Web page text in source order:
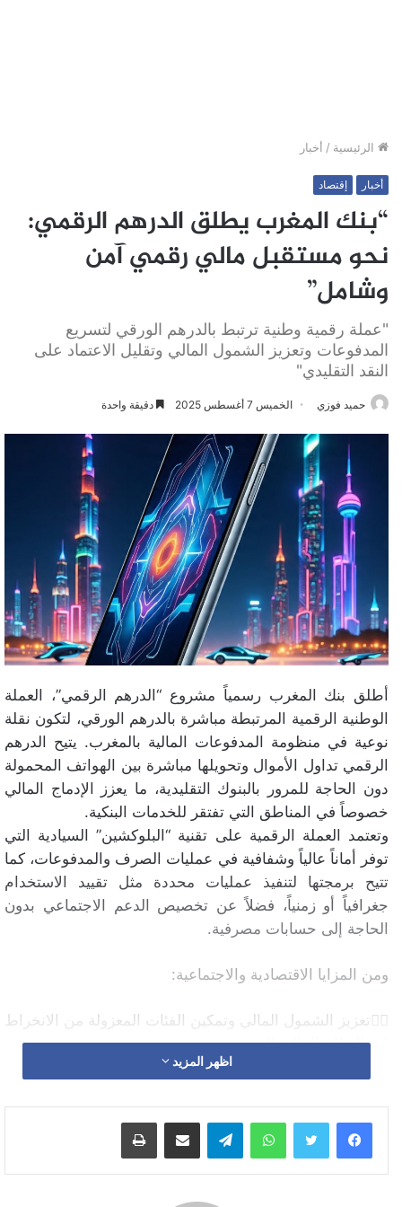
الرئيسية / أخبار
أخبار إقتصاد
“بنك المغرب يطلق الدرهم الرقمي:
نحو مستقبل مالي رقمي آمن
وشامل”
"عملة رقمية وطنية ترتبط بالدرهم الورقي لتسريع
المدفوعات وتعزيز الشمول المالي وتقليل الاعتماد على
النقد التقليدي"
حميد فوزي الخميس 7 أغسطس 2025 دقيقة واحدة
أطلق بنك المغرب رسمياً مشروع “الدرهم الرقمي”، العملة
الوطنية الرقمية المرتبطة مباشرة بالدرهم الورقي، لتكون نقلة
نوعية في منظومة المدفوعات المالية بالمغرب. يتيح الدرهم
الرقمي تداول الأموال وتحويلها مباشرة بين الهواتف المحمولة
دون الحاجة للمرور بالبنوك التقليدية، ما يعزز الإدماج المالي
خصوصاً في المناطق التي تفتقر للخدمات البنكية.
وتعتمد العملة الرقمية على تقنية “البلوكشين” السيادية التي
توفر أماناً عالياً وشفافية في عمليات الصرف والمدفوعات، كما
تتيح برمجتها لتنفيذ عمليات محددة مثل تقييد الاستخدام
جغرافياً أو زمنياً، فضلاً عن تخصيص الدعم الاجتماعي بدون
الحاجة إلى حسابات مصرفية.
ومن المزايا الاقتصادية والاجتماعية:
👈🏼تعزيز الشمول المالي وتمكين الفئات المعزولة من الانخراط
في النظام المالي الرسمي.
التكاليف.
👈🏼دعم الابتكار التكنولوجي وجذب الاستثمارات في قطاع
اظهر المزيد
واتساب تيلقرام مشاركة عبر البريد طباعة